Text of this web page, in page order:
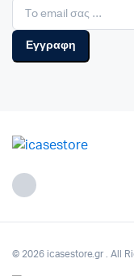
© 2026 icasestore.gr . All